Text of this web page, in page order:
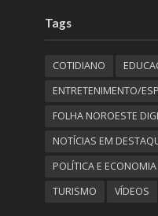
Tags
COTIDIANO
ENTRETENIMENTO/
FOLHA NOROESTE
NOTÍCIAS EM
POLÍTICA E ECONOMIA
TURISMO
VÍDEOS